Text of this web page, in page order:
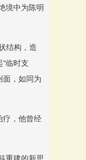
境中为陈明
结构，造
临时支
面，如同为
疗，他曾经